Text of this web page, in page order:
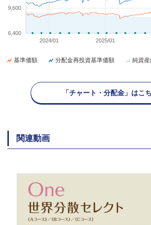
2024/01 2025/01
6,400
9,600
基準価額 分配金再投資基準価額 純資
「チャート・分配金」はこ
関連動画